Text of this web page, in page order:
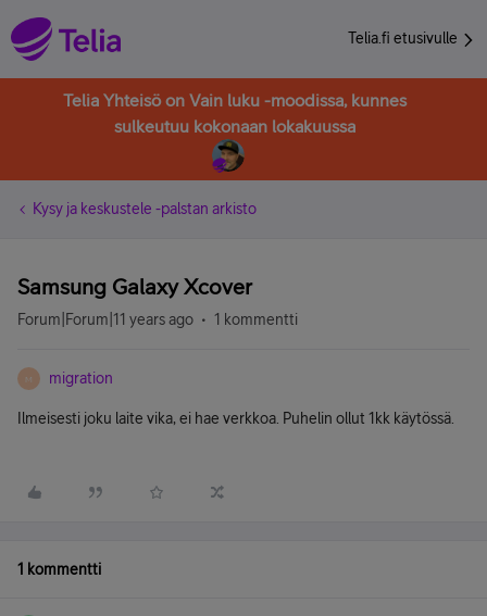
Telia.fi etusivulle
Telia Yhteisö on Vain luku -moodissa, kunnes
sulkeutuu kokonaan lokakuussa
Kysy ja keskustele -palstan arkisto
Samsung Galaxy Xcover
Forum|Forum|11 years ago 1 kommentti
M migration
Ilmeisesti joku laite vika, ei hae verkkoa. Puhelin ollut 1kk käytössä.
1 kommentti